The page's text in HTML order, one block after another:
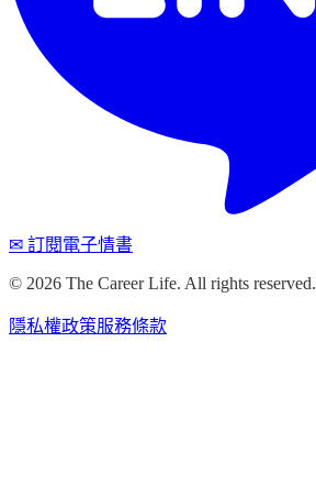
✉ 訂閱電子情書
© 2026 The Career Life. All rights reserved.
隱私權政策服務條款